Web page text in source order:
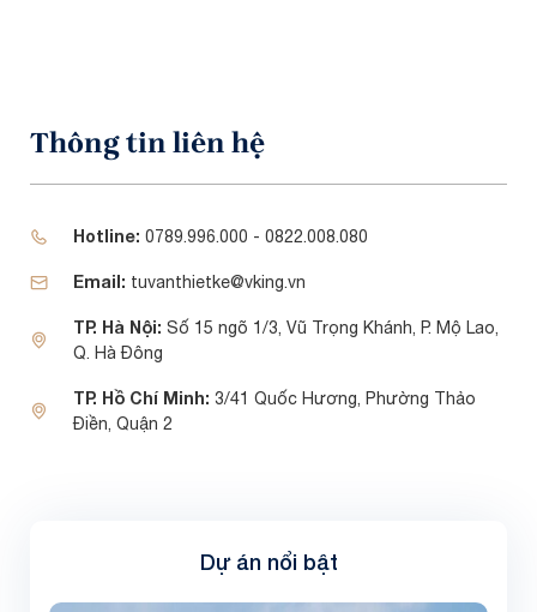
Thông tin liên hệ
Hotline: 0789.996.000 - 0822.008.080
Email: tuvanthietke@vking.vn
TP. Hà Nội: Số 15 ngõ 1/3, Vũ Trọng Khánh, P. Mộ Lao,
Q. Hà Đông
TP. Hồ Chí Minh: 3/41 Quốc Hương, Phường Thảo
Điền, Quận 2
Dự án nổi bật